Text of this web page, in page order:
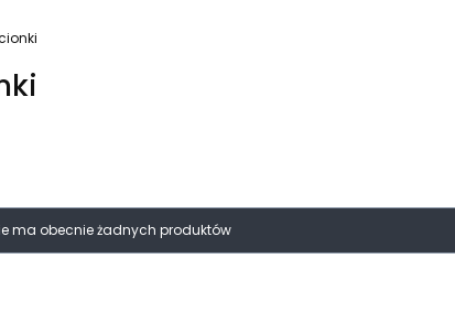
ma obecnie żadnych produktów